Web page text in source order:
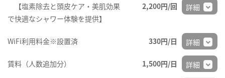
【塩素除去と頭皮ケア・美肌効果
で快適なシャワー体験を提供】
2,200円/回 詳細
WiFi利用料金※設置済 330円/日 詳細
賃料（人数追加分） 1,500円/日 詳細